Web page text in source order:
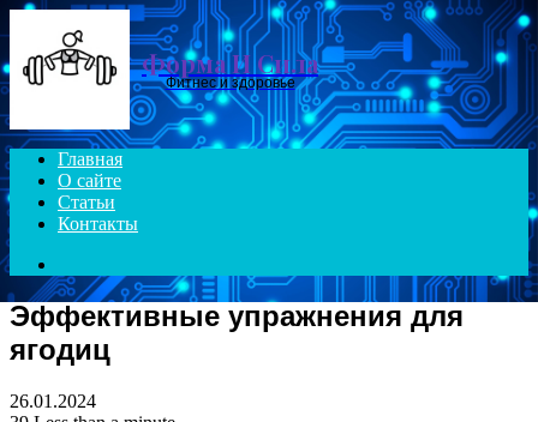
Menu
Форма И Сила
Фитнес и здоровье
Главная
О сайте
Статьи
Контакты
for
Эффективные упражнения для
ягодиц
26.01.2024